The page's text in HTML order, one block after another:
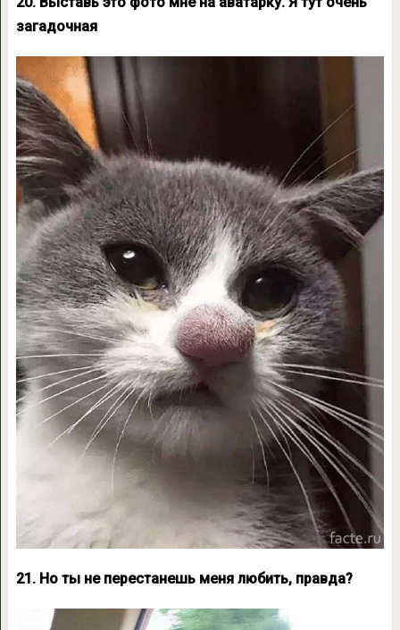
загадочная
21. Но ты не перестанешь меня любить, правда?